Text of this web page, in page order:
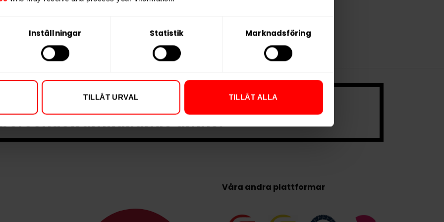
Inställningar Statistik Marknadsföring
TILLÅT URVAL TILLÅT ALLA
innehåller nikotin som är ett mycket
ämne.
Våra andra plattformar